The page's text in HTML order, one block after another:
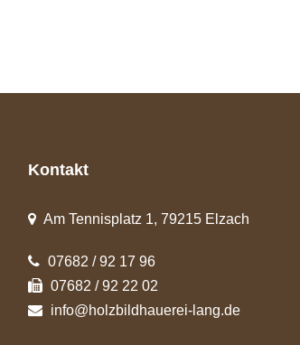
Kontakt
Am Tennisplatz 1, 79215 Elzach
07682 / 92 17 96
07682 / 92 22 02
info@holzbildhauerei-lang.de